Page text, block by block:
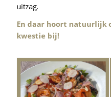
uitzag.
En daar hoort natuurlijk
kwestie bij!